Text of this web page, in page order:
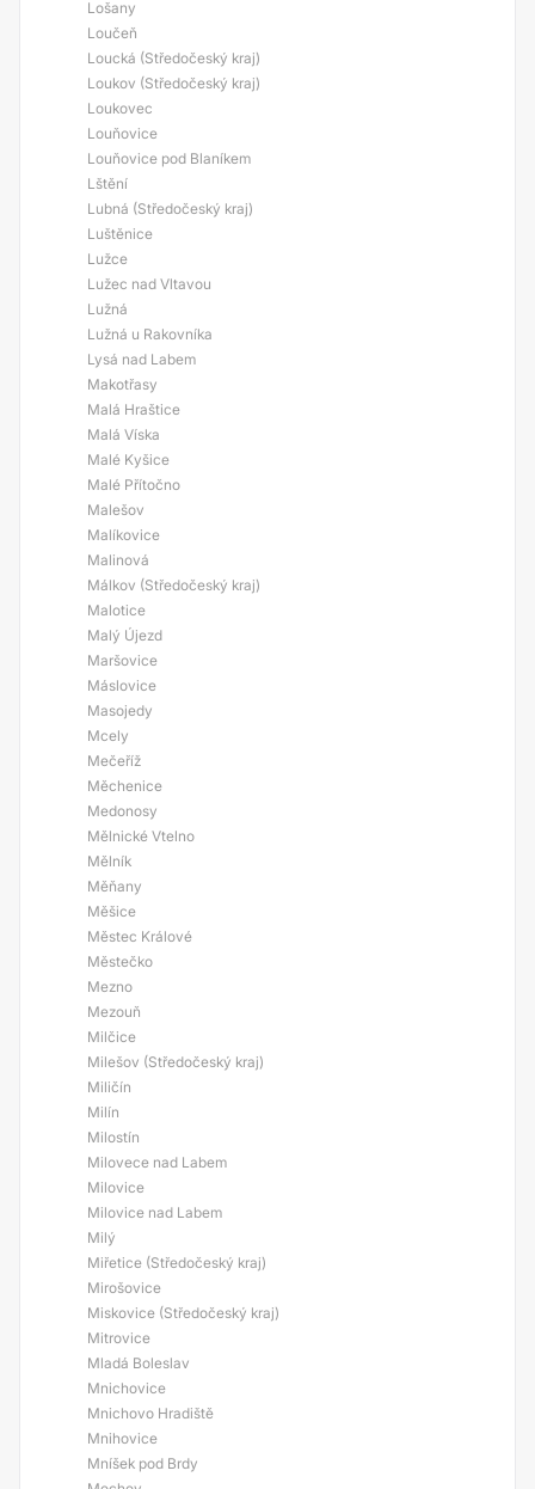
Lošany
Loučeň
Loucká (Středočeský kraj)
Loukov (Středočeský kraj)
Loukovec
Louňovice
Louňovice pod Blaníkem
Lštění
Lubná (Středočeský kraj)
Luštěnice
Lužce
Lužec nad Vltavou
Lužná
Lužná u Rakovníka
Lysá nad Labem
Makotřasy
Malá Hraštice
Malá Víska
Malé Kyšice
Malé Přítočno
Malešov
Malíkovice
Malinová
Málkov (Středočeský kraj)
Malotice
Malý Újezd
Maršovice
Máslovice
Masojedy
Mcely
Mečeříž
Měchenice
Medonosy
Mělnické Vtelno
Mělník
Měňany
Měšice
Městec Králové
Městečko
Mezno
Mezouň
Milčice
Milešov (Středočeský kraj)
Miličín
Milín
Milostín
Milovece nad Labem
Milovice
Milovice nad Labem
Milý
Miřetice (Středočeský kraj)
Mirošovice
Miskovice (Středočeský kraj)
Mitrovice
Mladá Boleslav
Mnichovice
Mnichovo Hradiště
Mnihovice
Mníšek pod Brdy